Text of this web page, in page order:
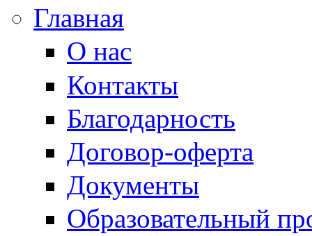
Главная
О нас
Контакты
Благодарность
Договор-оферта
Документы
Образовательный